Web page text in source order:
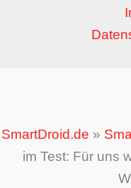
SmartDroid.de »
im Test: Für uns